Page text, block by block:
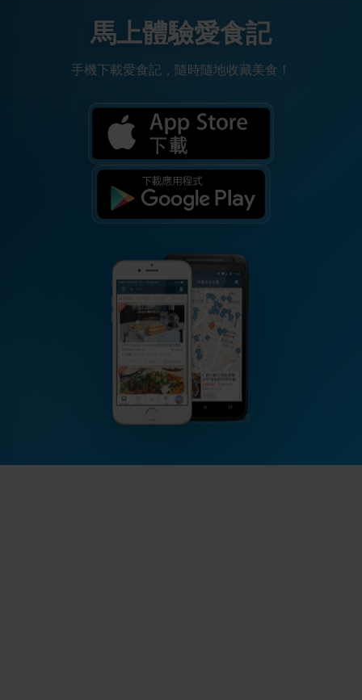
馬上體驗愛食記
手機下載愛食記，隨時隨地收藏美食！